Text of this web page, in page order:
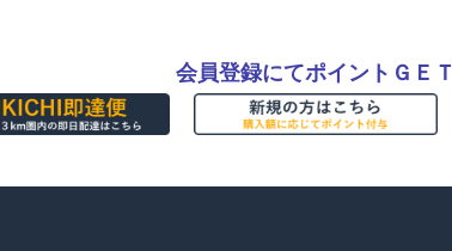
会員登録にてポイントＧＥＴ